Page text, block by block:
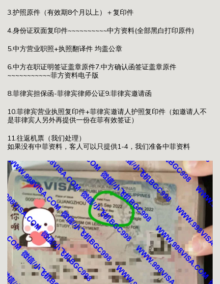
3.护照原件（有效期8个月以上）＋复印件
4.身份证双面复印件~~~~~~~~~~中方资料(全部黑白打印原件)
5.中方营业职照+执照翻译件 均盖公章
6.中方在职证明签证盖章原件7.中方确认函签证盖章原件
~~~~~~~~~~~菲方资料电子版
8.菲律宾担保函-菲律宾律师公证9.菲律宾邀请函
10.菲律宾营业执照复印件+菲律宾邀请人护照复印件（如邀请人不
是菲律宾人另外再提供一份在菲有效签证）
11.往返机票（我们处理）
如果没有中菲资料，客人可以只提供1-4，我们准备中菲资料